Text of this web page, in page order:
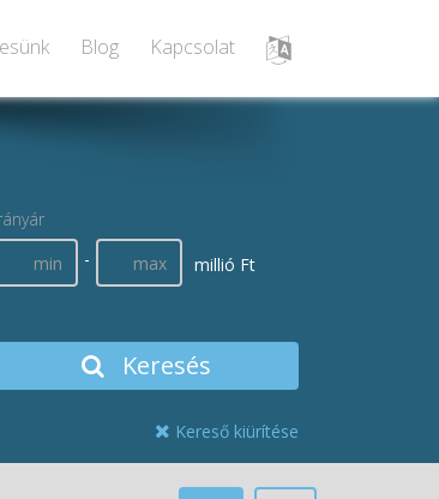
Blog Kapcsolat
-
millió Ft
Keresés
Kereső kiürítése